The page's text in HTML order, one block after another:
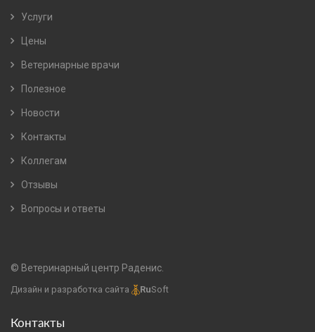
Услуги
Цены
Ветеринарные врачи
Полезное
Новости
Контакты
Коллегам
Отзывы
Вопросы и ответы
© Ветеринарный центр Раденис.
Дизайн и разработка сайта RuSoft
Контакты